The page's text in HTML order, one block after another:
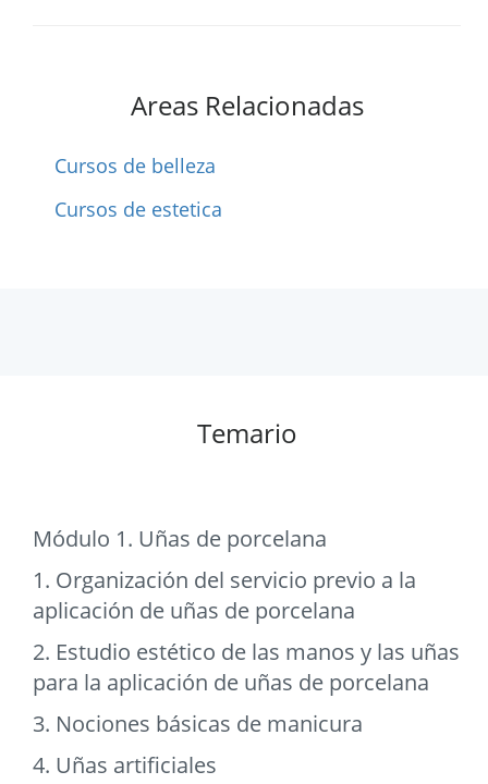
Areas Relacionadas
Cursos de belleza
Cursos de estetica
Temario
Módulo 1. Uñas de porcelana
1. Organización del servicio previo a la
aplicación de uñas de porcelana
2. Estudio estético de las manos y las uñas
para la aplicación de uñas de porcelana
3. Nociones básicas de manicura
4. Uñas artificiales